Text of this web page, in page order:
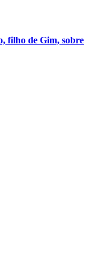
filho de Gim, sobre